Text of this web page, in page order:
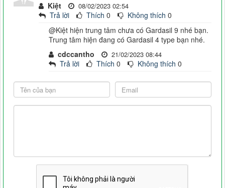
Kiệt
08/02/2023 02:54
Trả lời Thích 0 Không thích 0
@Kiệt hiện trung tâm chưa có Gardasil 9 nhé bạn.
Trung tâm hiện đang có Gardasil 4 type bạn nhé.
cdccantho
21/02/2023 08:44
Trả lời Thích 0 Không thích 0